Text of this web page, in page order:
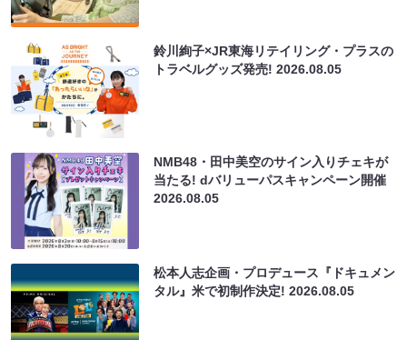
鈴川絢子×JR東海リテイリング・プラスの
トラベルグッズ発売!2026.08.05
NMB48・田中美空のサイン入りチェキが
当たる! dバリューパスキャンペーン開催
2026.08.05
松本人志企画・プロデュース『ドキュメン
タル』米で初制作決定!2026.08.05